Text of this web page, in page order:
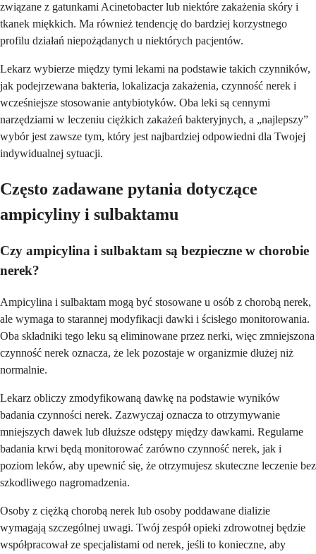
związane z gatunkami Acinetobacter lub niektóre zakażenia skóry i
tkanek miękkich. Ma również tendencję do bardziej korzystnego
profilu działań niepożądanych u niektórych pacjentów.
Lekarz wybierze między tymi lekami na podstawie takich czynników,
jak podejrzewana bakteria, lokalizacja zakażenia, czynność nerek i
wcześniejsze stosowanie antybiotyków. Oba leki są cennymi
narzędziami w leczeniu ciężkich zakażeń bakteryjnych, a „najlepszy”
wybór jest zawsze tym, który jest najbardziej odpowiedni dla Twojej
indywidualnej sytuacji.
Często zadawane pytania dotyczące
ampicyliny i sulbaktamu
Czy ampicylina i sulbaktam są bezpieczne w chorobie
nerek?
Ampicylina i sulbaktam mogą być stosowane u osób z chorobą nerek,
ale wymaga to starannej modyfikacji dawki i ścisłego monitorowania.
Oba składniki tego leku są eliminowane przez nerki, więc zmniejszona
czynność nerek oznacza, że lek pozostaje w organizmie dłużej niż
normalnie.
Lekarz obliczy zmodyfikowaną dawkę na podstawie wyników
badania czynności nerek. Zazwyczaj oznacza to otrzymywanie
mniejszych dawek lub dłuższe odstępy między dawkami. Regularne
badania krwi będą monitorować zarówno czynność nerek, jak i
poziom leków, aby upewnić się, że otrzymujesz skuteczne leczenie bez
szkodliwego nagromadzenia.
Osoby z ciężką chorobą nerek lub osoby poddawane dializie
wymagają szczególnej uwagi. Twój zespół opieki zdrowotnej będzie
współpracował ze specjalistami od nerek, jeśli to konieczne, aby